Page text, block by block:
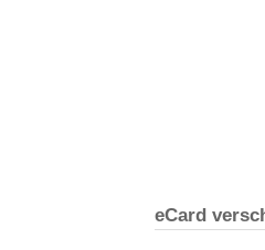
eCard